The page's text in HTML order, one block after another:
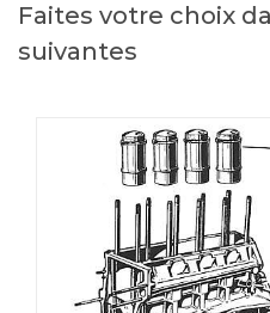
Faites votre choix
suivantes